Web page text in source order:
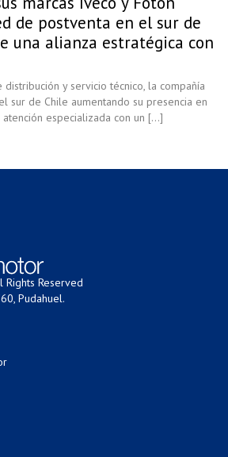
de postventa en el sur de
una alianza estratégica con
y servicio técnico, la compañía
sur de Chile aumentando su presencia en
especializada con un [...]
Reserved
Pudahuel.